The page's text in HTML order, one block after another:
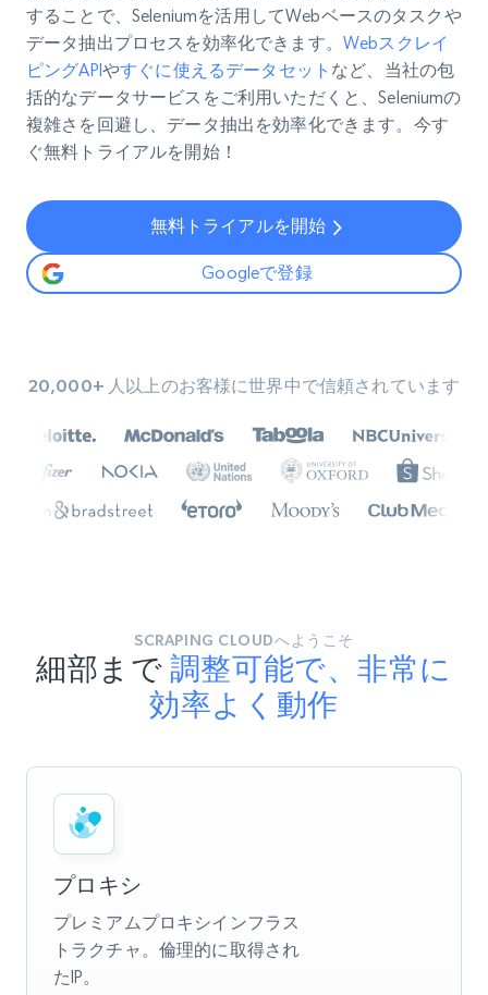
することで、Seleniumを活用してWebベースのタスクや
データ抽出プロセスを効率化できます。 Webスクレイ
ピングAPIやすぐに使えるデータセット など、当社の包
括的なデータサービスをご利用いただくと、Seleniumの
複雑さを回避し、データ抽出を効率化できます。今す
ぐ無料トライアルを開始！
無料トライアルを開始
Googleで登録
20,000+ 人以上のお客様に世界中で信頼されています
SCRAPING CLOUDへようこそ
細部まで 調整可能で、非常に
効率よく動作
プロキシ
プレミアムプロキシインフラス
トラクチャ。倫理的に取得され
たIP。